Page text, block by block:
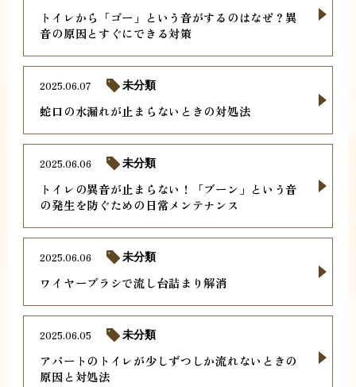
トイレから「ゴー」という音がするのはなぜ？異
音の原因とすぐにできる対策
蛇口の水漏れが止まらないときの対処法
2025.06.07 未分類
トイレの異音が止まらない！「ブーン」という音
の発生を防ぐための日常メンテナンス
2025.06.06 未分類
ワイヤーブラシで流し台詰まり解消
2025.06.06 未分類
アパートのトイレが少しずつしか流れないときの
原因と対処法
2025.06.05 未分類